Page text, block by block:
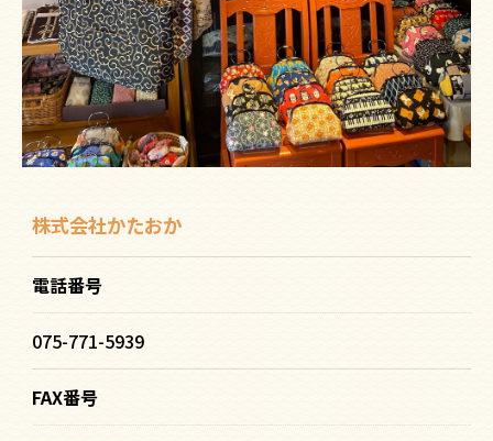
株式会社かたおか
電話番号
075-771-5939
FAX番号